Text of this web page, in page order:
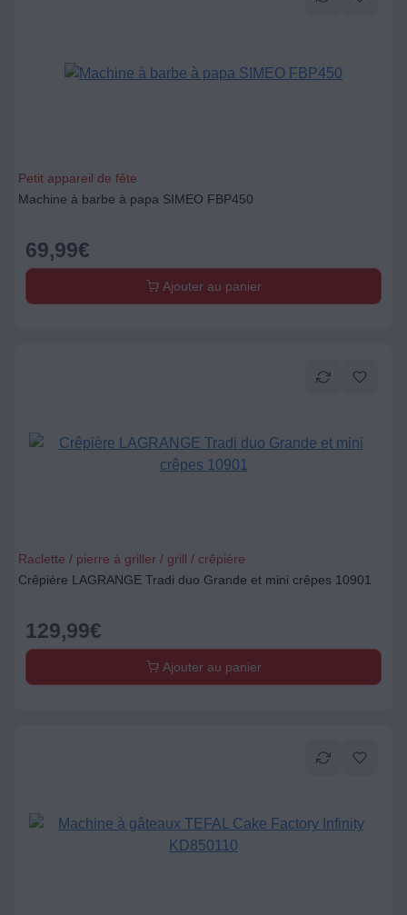
Petit appareil de fête
Machine à barbe à papa SIMEO FBP450
69,99€
Ajouter au panier
Raclette / pierre à griller / grill / crêpière
Crêpière LAGRANGE Tradi duo Grande et mini crêpes 10901
129,99€
Ajouter au panier